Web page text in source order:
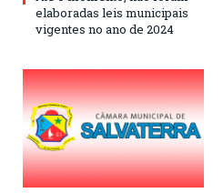
elaboradas leis municipais
vigentes no ano de 2024